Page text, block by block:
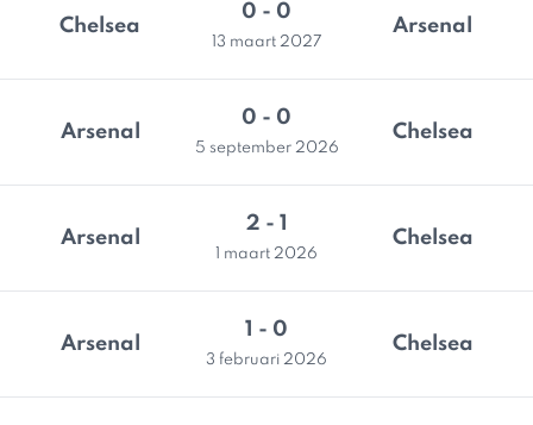
Chelsea
0 - 0
13 maart 2027
Arsenal
Arsenal
0 - 0
5 september 2026
Chelsea
Arsenal
2 - 1
1 maart 2026
Chelsea
Arsenal
1 - 0
3 februari 2026
Chelsea